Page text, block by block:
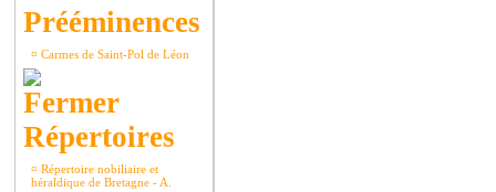
Prééminences
¤ Carmes de Saint-Pol de Léon
Répertoires
¤ Répertoire nobiliaire et
héraldique de Bretagne - A.